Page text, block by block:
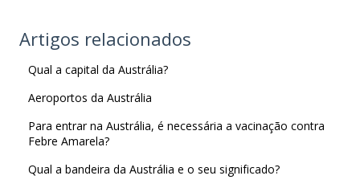
Artigos relacionados
Qual a capital da Austrália?
Aeroportos da Austrália
Para entrar na Austrália, é necessária a vacinação contra
Febre Amarela?
Qual a bandeira da Austrália e o seu significado?